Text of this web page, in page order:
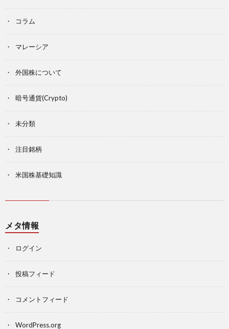
コラム
マレーシア
外国株について
暗号通貨(Crypto)
未分類
注目銘柄
米国株基礎知識
メタ情報
ログイン
投稿フィード
コメントフィード
WordPress.org